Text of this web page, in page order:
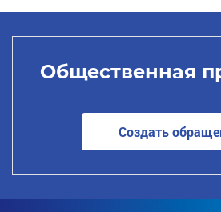
Общественная
Создать